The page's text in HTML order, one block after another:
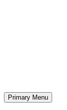
Primary Menu